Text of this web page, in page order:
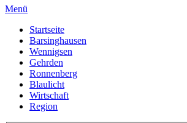
Menü
Startseite
Barsinghausen
Wennigsen
Gehrden
Ronnenberg
Blaulicht
Wirtschaft
Region